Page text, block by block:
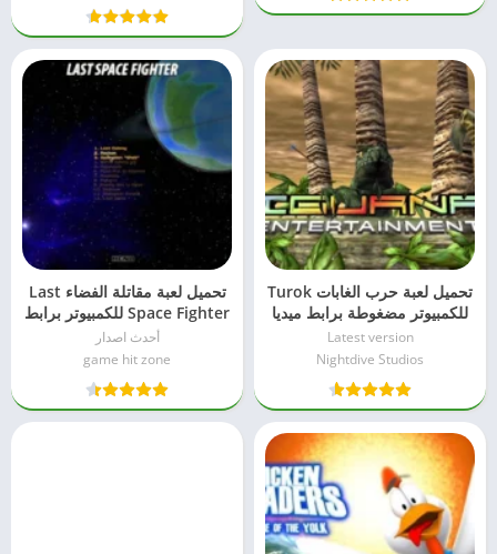
تحميل لعبة حرب الغابات Turok
للكمبيوتر مضغوطة برابط ميديا
فاير
Latest version
Nightdive Studios
تحميل لعبة مقاتلة الفضاء Last
Space Fighter للكمبيوتر برابط
مباشر
أحدث اصدار
game hit zone